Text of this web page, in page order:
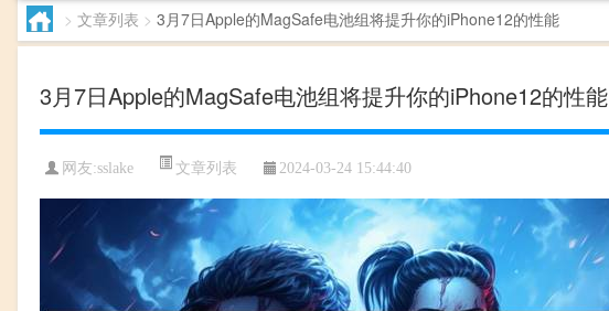
> 文章列表 > 3月7日Apple的MagSafe电池组将提升你的iPhone12的性能
3月7日Apple的MagSafe电池组将提升你的iPhone12的性能
网友:sslake 文章列表 2024-03-24 15:44:40